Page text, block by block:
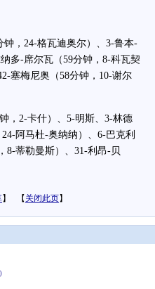
，24-格瓦迪奥尔）、3-鲁本-
多-席尔瓦（59分钟，8-科瓦契
塞梅尼奥（58分钟，10-谢尔
，2-卡什）、5-明斯、3-林德
阿马杜-奥纳纳）、6-巴克利
8-蒂勒曼斯）、31-利昂-贝
】 【 关闭此页】